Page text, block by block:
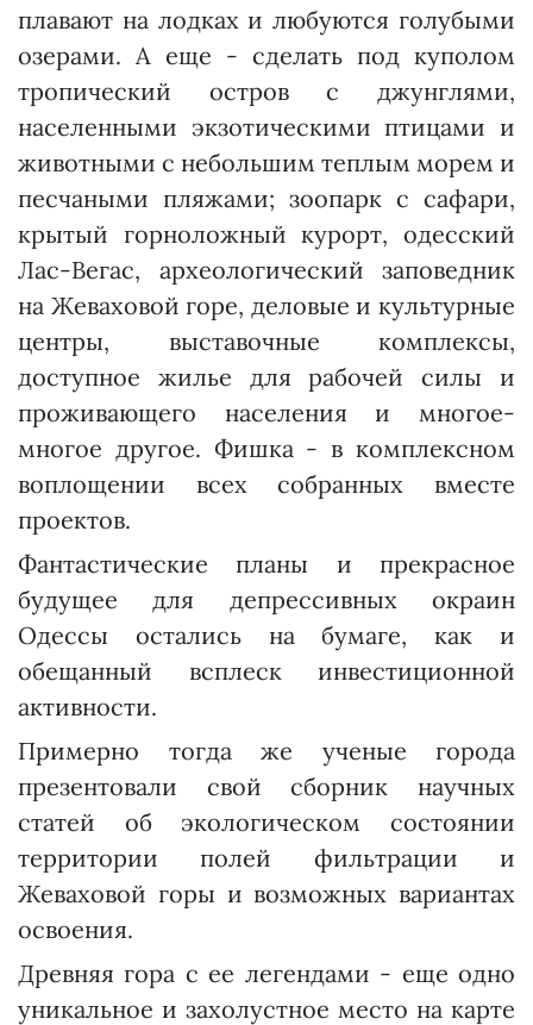
плавают на лодках и любуются голубыми
озерами. А еще - сделать под куполом
тропический остров с джунглями,
населенными экзотическими птицами и
животными с небольшим теплым морем и
песчаными пляжами; зоо­парк с сафари,
крытый горноложный курорт, одесский
Лас-Вегас, археологический заповедник
на Жеваховой горе, деловые и культурные
центры, выставочные комплексы,
доступное жилье для рабочей силы и
проживающего населения и многое-
многое другое. Фишка - в комплексном
воплощении всех соб­ранных вместе
проектов.
Фантастические планы и прекрасное
будущее для депрессивных окраин
Одессы остались на бумаге, как и
обещанный всплеск инвестиционной
активности.
Примерно тогда же ученые города
презентовали свой сборник научных
статей об экологическом состоянии
территории полей фильтрации и
Жеваховой горы и возможных вариантах
освоения.
Древняя гора с ее легендами - еще одно
уникальное и захолустное место на карте